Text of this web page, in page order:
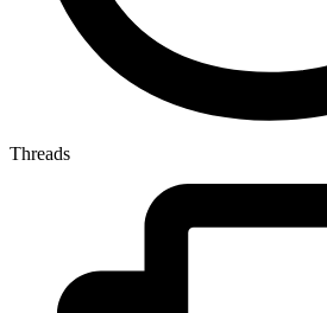
Threads